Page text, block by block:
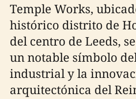
Temple Works,
histórico distrito de
del centro de Leeds,
un notable símbolo
industrial y la
arquitectónica del